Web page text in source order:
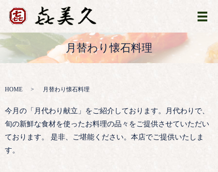
メ
月替わり懐石料理
HOME 月替わり懐石料理
今月の「月代わり献立」をご紹介しております。月代わりで、
旬の新鮮な食材を使ったお料理の品々をご提供させていただい
ております。 是非、ご堪能ください。本店でご提供いたしま
す。